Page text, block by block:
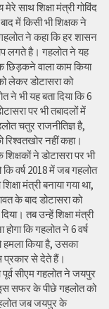
साथ शिक्षा मंत्री गोविंद
में किसी भी शिक्षक ने
ने कहा कि हर शासन
लगते है। गहलोत ने यह
वाला काम किया
लेकर डोटासरा को
भी यह बता दिया कि 6
पर भी तबादलों में
चतुर राजनीतिज्ञ है,
नहीं कहा।
ने डोटासरा पर भी
वर्ष 2018 में जब गहलोत
मंत्री बनाया गया था,
के बाद डोटासरा को
तब उन्हें शिक्षा मंत्री
कि गहलोत ने 6 वर्ष
हमला किया है, उसका
प्रकार से देते हैं।
सीएम गहलोत ने जयपुर
सफर के पीछे गहलोत को
जब जयपुर के